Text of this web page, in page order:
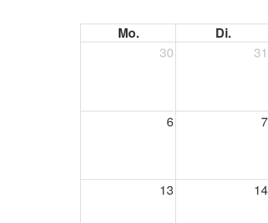
Mo. Di.
30
31
6 7
13 14